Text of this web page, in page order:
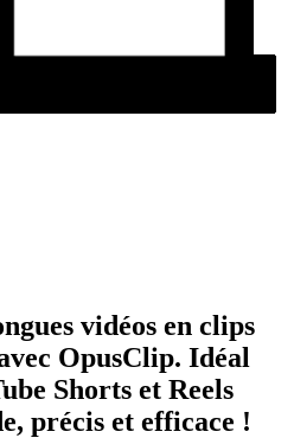
vidéos en clips
OpusClip. Idéal
Shorts et Reels
précis et efficace !